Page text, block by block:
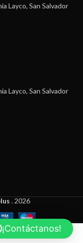
Layco, San Salvador
Layco, San Salvador
. 2026
¡Contáctanos!